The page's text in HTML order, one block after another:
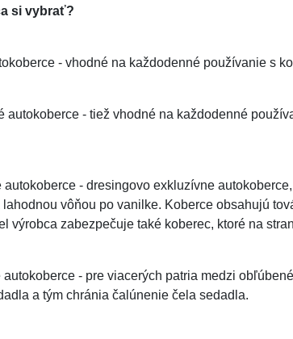
si vybrať?
- vhodné na každodenné používanie s
autokoberce - tiež vhodné na každodenné
autokoberce - dresingovo exkluzívne
vôňou po vanilke. Koberce obsahujú
výrobca zabezpečuje také koberec, ktoré na
autokoberce - pre viacerých patria medzi
a tým chránia čalúnenie čela sedadla.